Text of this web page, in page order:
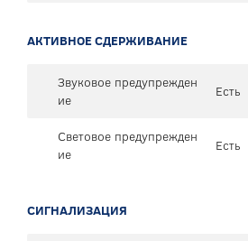
АКТИВНОЕ СДЕРЖИВАНИЕ
Звуковое предупрежден
ие
Есть
Световое предупрежден
ие
Есть
СИГНАЛИЗАЦИЯ